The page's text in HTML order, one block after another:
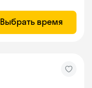
Выбрать время